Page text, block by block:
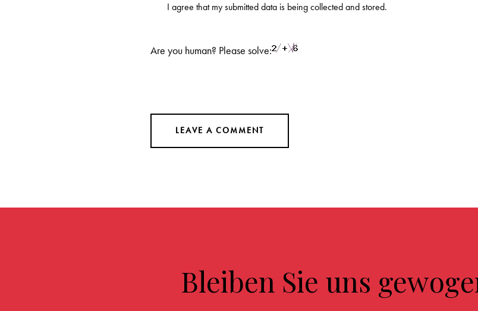
I agree that my submitted data is beingcollected and stored.
Are you human? Please solve:
Bleiben Sie uns